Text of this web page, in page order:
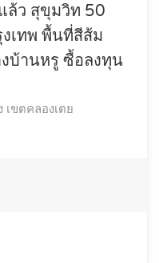
ล้ว สุขุมวิท 50
เทพ พื้นที่สีส้ม
บ้านหรู ซื้อลงทุน
ขตคลองเตย